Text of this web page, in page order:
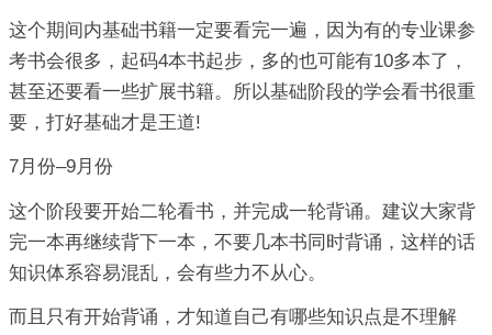
这个期间内基础书籍一定要看完一遍，因为有的专业课参
考书会很多，起码4本书起步，多的也可能有10多本了，
甚至还要看一些扩展书籍。所以基础阶段的学会看书很重
要，打好基础才是王道!
7月份–9月份
这个阶段要开始二轮看书，并完成一轮背诵。建议大家背
完一本再继续背下一本，不要几本书同时背诵，这样的话
知识体系容易混乱，会有些力不从心。
而且只有开始背诵，才知道自己有哪些知识点是不理解